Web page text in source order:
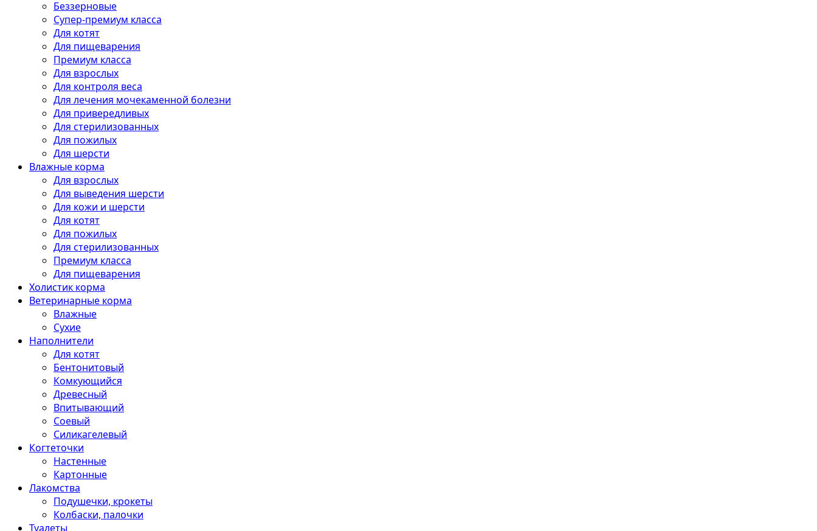
Беззерновые
Супер-премиум класса
Для котят
Для пищеварения
Премиум класса
Для взрослых
Для контроля веса
Для лечения мочекаменной болезни
Для привередливых
Для стерилизованных
Для пожилых
Для шерсти
Влажные корма
Для взрослых
Для выведения шерсти
Для кожи и шерсти
Для котят
Для пожилых
Для стерилизованных
Премиум класса
Для пищеварения
Холистик корма
Ветеринарные корма
Влажные
Сухие
Наполнители
Для котят
Бентонитовый
Комкующийся
Древесный
Впитывающий
Соевый
Силикагелевый
Когтеточки
Настенные
Картонные
Лакомства
Подушечки, крокеты
Колбаски, палочки
Туалеты